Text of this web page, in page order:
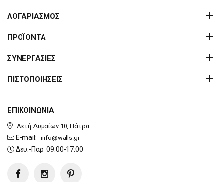
ΕΠΙΚΟΙΝΩΝΙΑ
Ακτή Δυμαίων 10, Πάτρα
E-mail: info@walls.gr
Δευ.-Παρ. 09:00-17:00
ΛΟΓΑΡΙΑΣΜΟΣ
ΠΡΟΪΟΝΤΑ
ΣΥΝΕΡΓΑΣΙΕΣ
ΠΙΣΤΟΠΟΙΗΣΕΙΣ